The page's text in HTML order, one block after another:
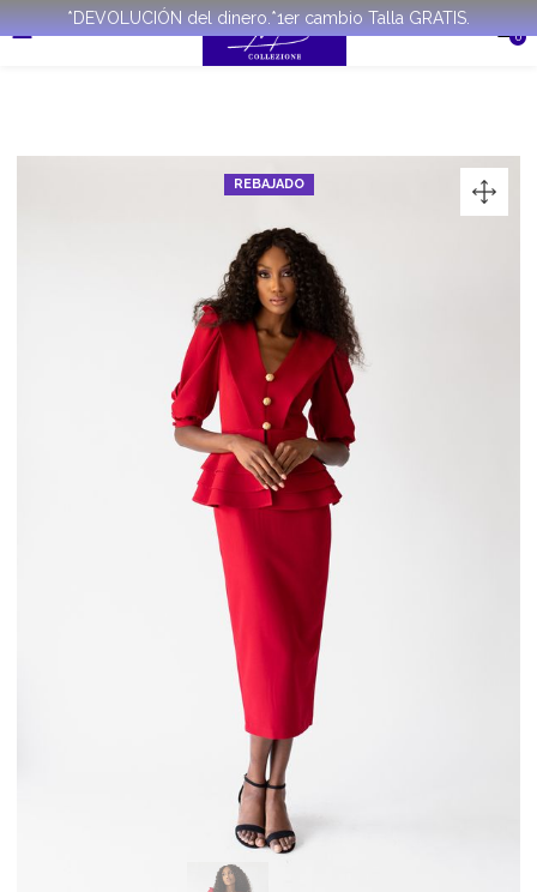
*DEVOLUCIÓN del dinero.*1er cambio Talla GRATIS.
0
REBAJADO